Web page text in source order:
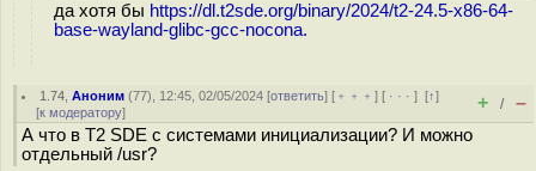
да хотя бы https://dl.t2sde.org/binary/2024/t2-24.5-x86-64-
base-wayland-glibc-gcc-nocona.
1.74 ,Аноним (77), 12:45, 02/05/2024 [ответить] [ ﹢﹢﹢] [ · · ·][↑]
[к модератору] + / –
А что в T2 SDE с системами инициализации? И можно
отдельный /usr?